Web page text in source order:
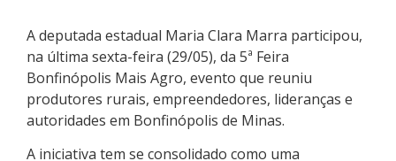
A deputada estadual Maria Clara Marra participou,
na última sexta-feira (29/05), da 5ª Feira
Bonfinópolis Mais Agro, evento que reuniu
produtores rurais, empreendedores, lideranças e
autoridades em Bonfinópolis de Minas.
A iniciativa tem se consolidado como uma